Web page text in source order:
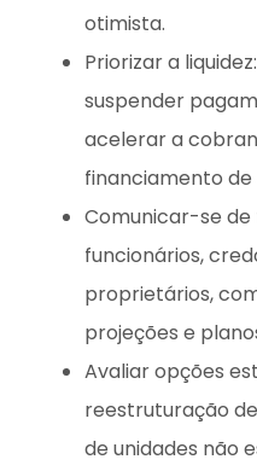
otimista.
Priorizar a
suspender
acelerar a
financiamento
Comunicar-se
funcionários,
proprietários,
projeções e
Avaliar opções
reestruturação
de unidades não